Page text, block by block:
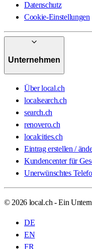
Datenschutz
Cookie-Einstellungen
Unternehmen
Über local.ch
localsearch.ch
search.ch
renovero.ch
localcities.ch
Eintrag erstellen /
Kundencenter für
Unerwünschtes
© 2026 local.ch - Ein
DE
EN
FR